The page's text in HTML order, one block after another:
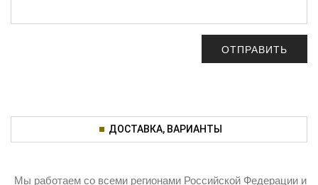
ДОСТАВКА, ВАРИАНТЫ
Мы работаем со всеми регионами Российской Федерации и